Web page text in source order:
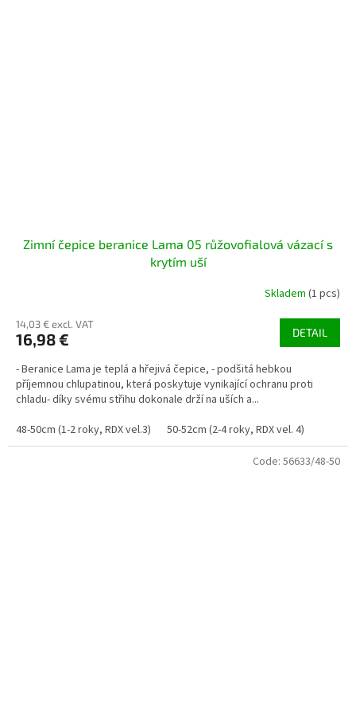
Zimní čepice beranice Lama 05 růžovofialová vázací s
krytím uší
Skladem (1 pcs)
14,03 € excl. VAT
16,98 € DETAIL
- Beranice Lama je teplá a hřejivá čepice, - podšitá hebkou
příjemnou chlupatinou, která poskytuje vynikající ochranu proti
chladu- díky svému střihu dokonale drží na uších a...
48-50cm (1-2 roky, RDX vel.3)
50-52cm (2-4 roky, RDX vel. 4)
Code: 56633/48-50